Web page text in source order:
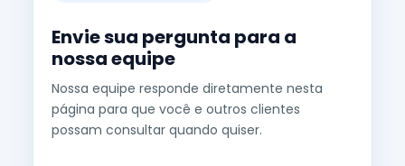
Envie sua pergunta para a
nossa equipe
Nossa equipe responde diretamente nesta
página para que você e outros clientes
possam consultar quando quiser.